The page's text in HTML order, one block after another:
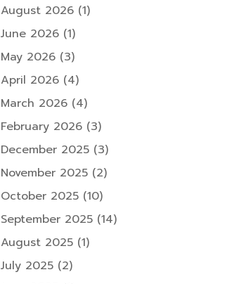
August 2026 (1)
June 2026 (1)
May 2026 (3)
April 2026 (4)
March 2026 (4)
February 2026 (3)
December 2025 (3)
November 2025 (2)
October 2025 (10)
September 2025 (14)
August 2025 (1)
July 2025 (2)